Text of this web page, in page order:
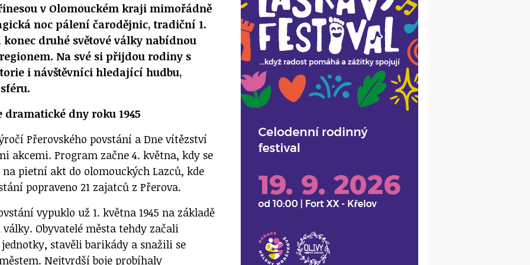
v Olomouckém kraji mimořádně
noc pálení čarodějnic, tradiční 1.
druhé světové války nabídnou
Na své si přijdou rodiny s
i návštěvníci hledající hudbu,
dny roku 1945
Přerovského povstání a Dne vítězství
akcemi. Program začne 4. května, kdy se
pietní akt do olomouckých Lazců, kde
popraveno 21 zajatců z Přerova.
vypuklo už 1. května 1945 na základě
Obyvatelé města tehdy začali
stavěli barikády a snažili se
Nejtvrdší boje probíhaly